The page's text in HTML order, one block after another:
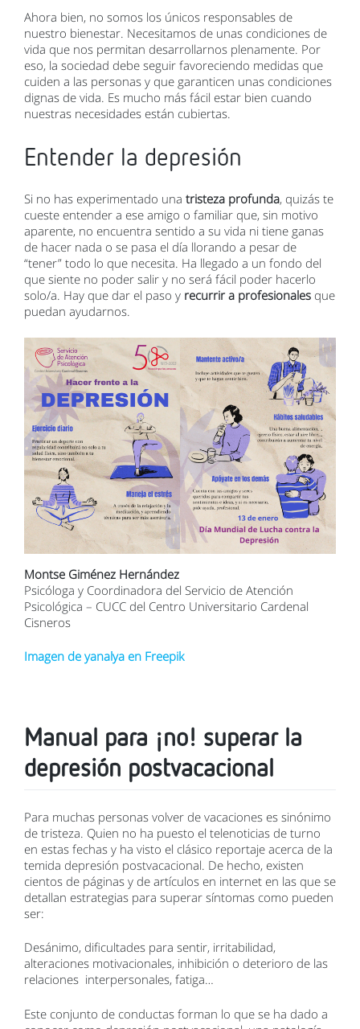
Ahora bien, no somos los únicos responsables de
nuestro bienestar. Necesitamos de unas condiciones de
vida que nos permitan desarrollarnos plenamente. Por
eso, la sociedad debe seguir favoreciendo medidas que
cuiden a las personas y que garanticen unas condiciones
dignas de vida. Es mucho más fácil estar bien cuando
nuestras necesidades están cubiertas.
Entender la depresión
Si no has experimentado una tristeza profunda, quizás te
cueste entender a ese amigo o familiar que, sin motivo
aparente, no encuentra sentido a su vida ni tiene ganas
de hacer nada o se pasa el día llorando a pesar de
“tener” todo lo que necesita. Ha llegado a un fondo del
que siente no poder salir y no será fácil poder hacerlo
solo/a. Hay que dar el paso y recurrir a profesionales que
puedan ayudarnos.
Montse Giménez Hernández
Psicóloga y Coordinadora del Servicio de Atención
Psicológica – CUCC del Centro Universitario Cardenal
Cisneros
Imagen de yanalya en Freepik
Manual para ¡no! superar la
depresión postvacacional
Para muchas personas volver de vacaciones es sinónimo
de tristeza. Quien no ha puesto el telenoticias de turno
en estas fechas y ha visto el clásico reportaje acerca de la
temida depresión postvacacional. De hecho, existen
cientos de páginas y de artículos en internet en las que se
detallan estrategias para superar síntomas como pueden
ser:
Desánimo, dificultades para sentir, irritabilidad,
alteraciones motivacionales, inhibición o deterioro de las
relaciones interpersonales, fatiga…
Este conjunto de conductas forman lo que se ha dado a